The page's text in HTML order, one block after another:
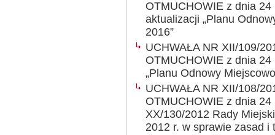
OTMUCHOWIE z dnia
aktualizacji „Planu
2016”
UCHWAŁA NR XII/109/
OTMUCHOWIE z dnia
„Planu Odnowy
UCHWAŁA NR XII/108/
OTMUCHOWIE z dnia 24
XX/130/2012 Rady
2012 r. w sprawie zasad